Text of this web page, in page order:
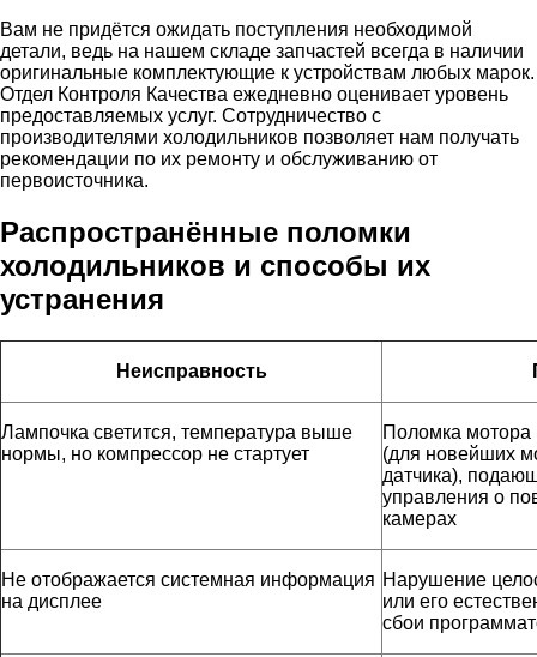
Вам не придётся ожидать поступления необходимой
детали, ведь на нашем складе запчастей всегда в наличии
оригинальные комплектующие к устройствам любых марок.
Отдел Контроля Качества ежедневно оценивает уровень
предоставляемых услуг. Сотрудничество с
производителями холодильников позволяет нам получать
рекомендации по их ремонту и обслуживанию от
первоисточника.
Распространённые поломки
холодильников и способы их
устранения
Неисправность
Лампочка светится, температура выше
нормы, но компрессор не стартует
Поломка мотора
(для новейших
датчика),
управления о
камерах
Не отображается системная информация
на дисплее
Нарушение
или его
сбои